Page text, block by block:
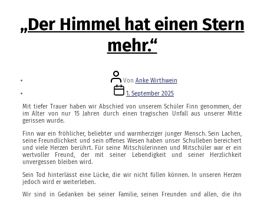
„Der Himmel hat einen Stern
mehr.“
Beitragsautor
Von Anke Wirthwein
Veröffentlichungsdatum
1. September 2025
Mit tiefer Trauer haben wir Abschied von unserem Schüler Finn genommen, der
im Alter von nur 15 Jahren durch einen tragischen Unfall aus unserer Mitte
gerissen wurde.
Finn war ein fröhlicher, beliebter und warmherziger junger Mensch. Sein Lachen,
seine Freundlichkeit und sein offenes Wesen haben unser Schulleben bereichert
und viele Herzen berührt. Für seine Mitschülerinnen und Mitschüler war er ein
wertvoller Freund, der mit seiner Lebendigkeit und seiner Herzlichkeit
unvergessen bleiben wird.
Sein Tod hinterlässt eine Lücke, die wir nicht füllen können. In unseren Herzen
jedoch wird er weiterleben.
Wir sind in Gedanken bei seiner Familie, seinen Freunden und allen, die ihn